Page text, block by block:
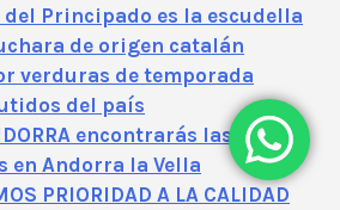
Principado es la escudella
de origen catalán
verduras de temporada
del país
encontrarás las
en Andorra la Vella
PRIORIDAD A LA CALIDAD